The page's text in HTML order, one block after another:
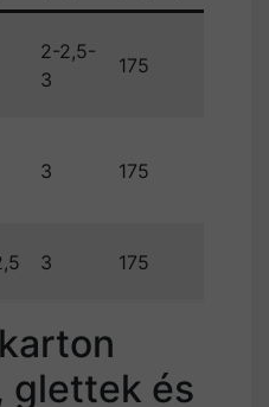
2-2,5-
3
175
3 175
3 175
glettek és